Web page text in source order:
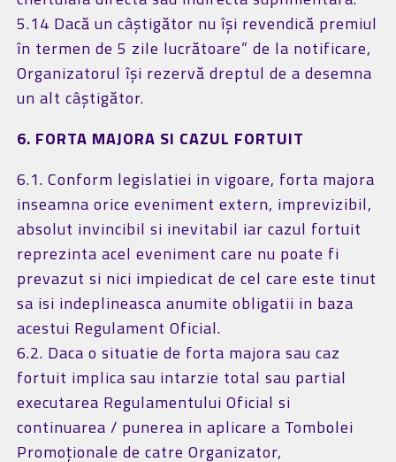
5.14 Dacă un câștigător nu își revendică premiul
în termen de 5 zile lucrătoare” de la notificare,
Organizatorul își rezervă dreptul de a desemna
un alt câștigător.
6. FORTA MAJORA SI CAZUL FORTUIT
6.1. Conform legislatiei in vigoare, forta majora
inseamna orice eveniment extern, imprevizibil,
absolut invincibil si inevitabil iar cazul fortuit
reprezinta acel eveniment care nu poate fi
prevazut si nici impiedicat de cel care este tinut
sa isi indeplineasca anumite obligatii in baza
acestui Regulament Oficial.
6.2. Daca o situatie de forta majora sau caz
fortuit implica sau intarzie total sau partial
executarea Regulamentului Oficial si
continuarea / punerea in aplicare a Tombolei
Promoționale de catre Organizator,